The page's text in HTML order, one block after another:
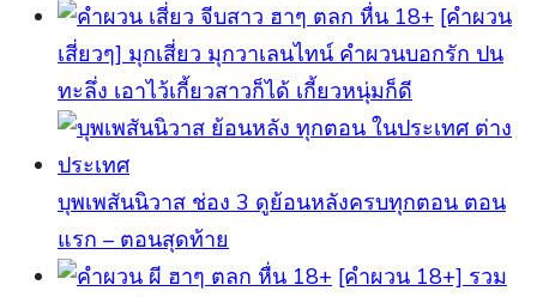
[คำผวน
เสี่ยวๆ] มุกเสี่ยว มุกวาเลนไทน์ คำผวนบอกรัก ปน
ทะลึ่ง เอาไว้เกี้ยวสาวก็ได้ เกี้ยวหนุ่มก็ดี
บุพเพสันนิวาส ช่อง 3 ดูย้อนหลังครบทุกตอน ตอน
แรก – ตอนสุดท้าย
[คําผวน 18+] รวม